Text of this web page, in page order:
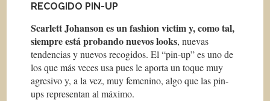
RECOGIDO PIN-UP
Scarlett Johanson es un fashion victim y, como tal,
siempre está probando nuevos looks, nuevas
tendencias y nuevos recogidos. El “pin-up” es uno de
los que más veces usa pues le aporta un toque muy
agresivo y, a la vez, muy femenino, algo que las pin-
ups representan al máximo.